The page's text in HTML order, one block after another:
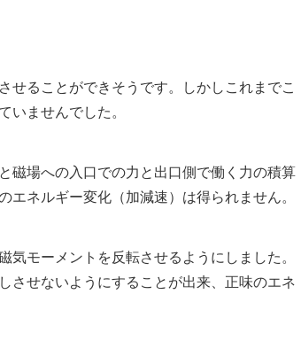
せることができそうです。しかしこれまでこ
ませんでした。
磁場への入口での力と出口側で働く力の積算
ネルギー変化（加減速）は得られません。
モーメントを反転させるようにしました。
させないようにすることが出来、正味のエネ